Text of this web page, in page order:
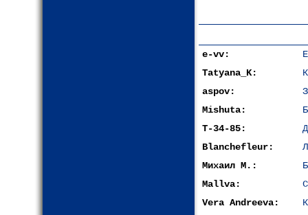
e-vv:
Tatyana_K:
aspov:
Mishuta:
T-34-85:
Blanchefleur:
Михаил М.:
Mallva:
Vera Andreeva: